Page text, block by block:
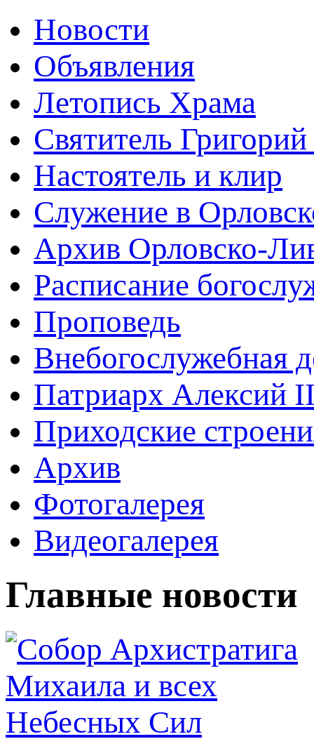
Новости
Объявления
Летопись Храма
Святитель
Настоятель и клир
Служение в
Архив Орловско-
Расписание
Проповедь
Внебогослужебная
Патриарх Алексий
Приходские
Архив
Фотогалерея
Видеогалерея
Главные новости